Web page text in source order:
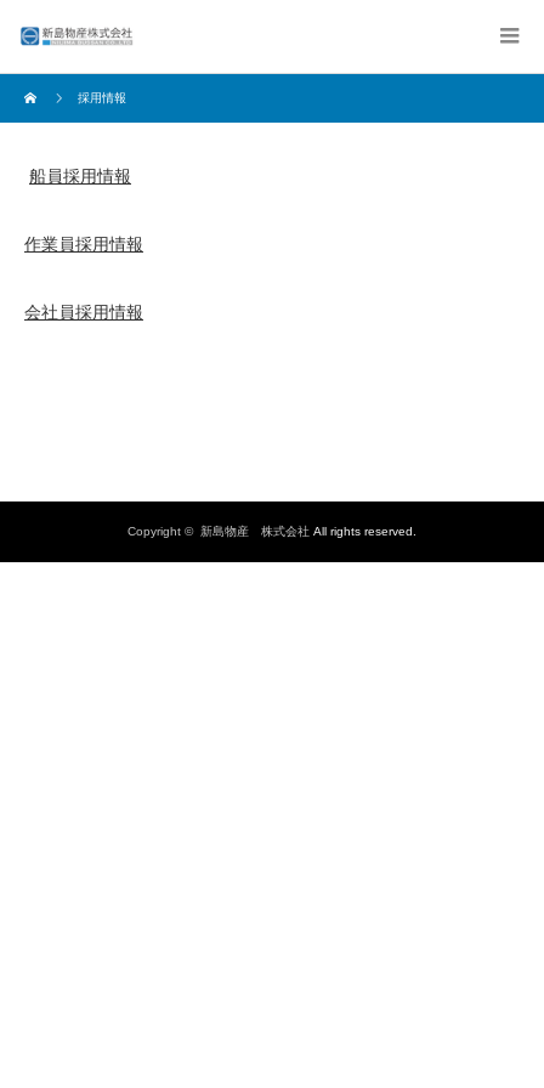
採用情報
船員採用情報
作業員採用情報
会社員採用情報
Copyright © 新島物産 株式会社 All rights reserved.